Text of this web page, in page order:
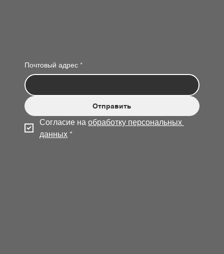
Почтовый адрес *
Отправить
Согласие на обработку персональных
данных *